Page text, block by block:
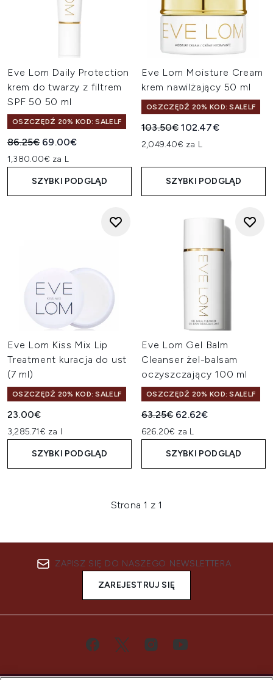
Eve Lom Daily Protection
krem do twarzy z filtrem
SPF 50 50 ml
OSZCZĘDŹ 20% KOD: SALELF
Sugerowana cena detaliczna:
86.25€ Aktualna cena:
69.00€
1,380.00€ za L
SZYBKI PODGLĄD
Eve Lom Moisture Cream
krem nawilżający 50 ml
OSZCZĘDŹ 20% KOD: SALELF
Sugerowana cena
103.50€Aktualna cena:
102.47€
2,049.40€ za L
SZYBKI PODGLĄD
Eve Lom Kiss Mix Lip
Treatment kuracja do ust
(7 ml)
OSZCZĘDŹ 20% KOD: SALELF
23.00€
3,285.71€ za l
SZYBKI PODGLĄD
Eve Lom Gel Balm
Cleanser żel-balsam
oczyszczający 100 ml
OSZCZĘDŹ 20% KOD: SALELF
Sugerowana cena
63.25€ Aktualna cena:
62.62€
626.20€ za L
SZYBKI PODGLĄD
Strona 1 z 1
ZAPISZ SIĘ DO NASZEGO NEWSLETTERA
ZAREJESTRUJ SIĘ